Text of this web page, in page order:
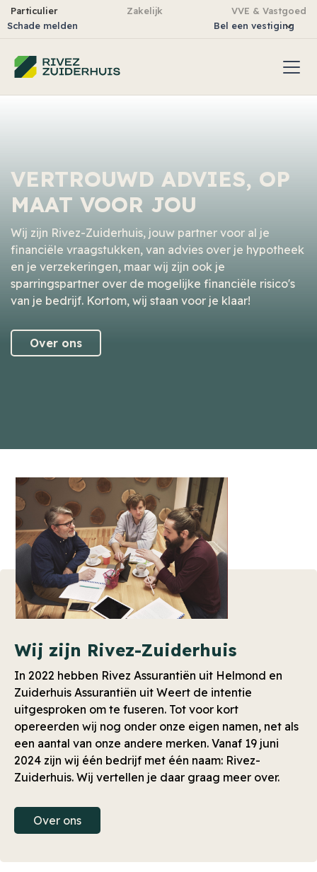
Particulier Zakelijk
VVE & Vastgoed
Schade melden
Bel een vestiging
VERTROUWD ADVIES, OP
MAAT VOOR JOU
Wij zijn Rivez-Zuiderhuis, jouw partner voor al je
financiële vraagstukken, van advies over je hypotheek
en je verzekeringen, maar wij zijn ook je
sparringspartner over de mogelijke financiële risico's
van je bedrijf. Kortom, wij staan voor je klaar!
Over ons
Wij zijn Rivez-Zuiderhuis
In 2022 hebben Rivez Assurantiën uit Helmond en
Zuiderhuis Assurantiën uit Weert de intentie
uitgesproken om te fuseren. Tot voor kort
opereerden wij nog onder onze eigen namen, net als
een aantal van onze andere merken. Vanaf 19 juni
2024 zijn wij één bedrijf met één naam: Rivez-
Zuiderhuis. Wij vertellen je daar graag meer over.
Over ons